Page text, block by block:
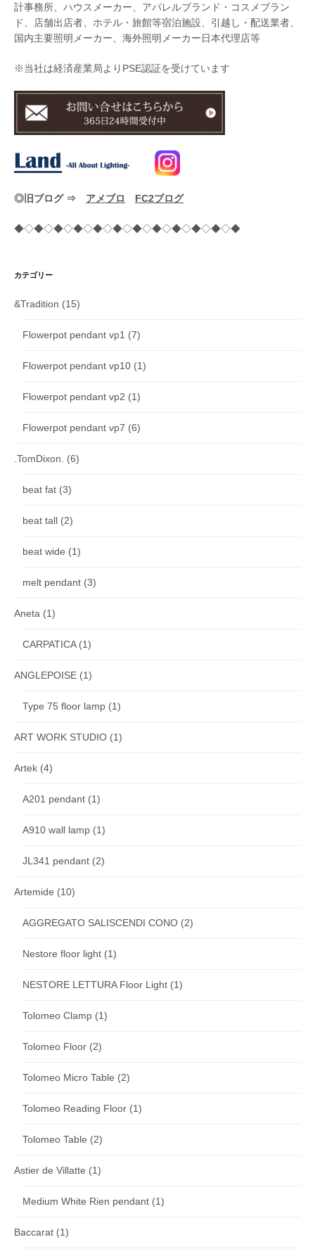
計事務所、ハウスメーカー、アパレルブランド・コスメブラン
ド、店舗出店者、ホテル・旅館等宿泊施設、引越し・配送業者、
国内主要照明メーカー、海外照明メーカー日本代理店等
※当社は経済産業局よりPSE認証を受けています
◎旧ブログ ⇒ アメブロ FC2ブログ
◆◇◆◇◆◇◆◇◆◇◆◇◆◇◆◇◆◇◆◇◆◇◆
カテゴリー
&Tradition (15)
Flowerpot pendant vp1 (7)
Flowerpot pendant vp10 (1)
Flowerpot pendant vp2 (1)
Flowerpot pendant vp7 (6)
.TomDixon. (6)
beat fat (3)
beat tall (2)
beat wide (1)
melt pendant (3)
Aneta (1)
CARPATICA(1)
ANGLEPOISE (1)
Type 75 floor lamp (1)
ART WORK STUDIO (1)
Artek (4)
A201 pendant (1)
A910 wall lamp (1)
JL341 pendant (2)
Artemide (10)
AGGREGATO SALISCENDI CONO (2)
Nestore floor light (1)
NESTORE LETTURA Floor Light (1)
Tolomeo Clamp (1)
Tolomeo Floor (2)
Tolomeo Micro Table (2)
Tolomeo Reading Floor (1)
Tolomeo Table (2)
Astier de Villatte (1)
Medium White Rien pendant (1)
Baccarat (1)